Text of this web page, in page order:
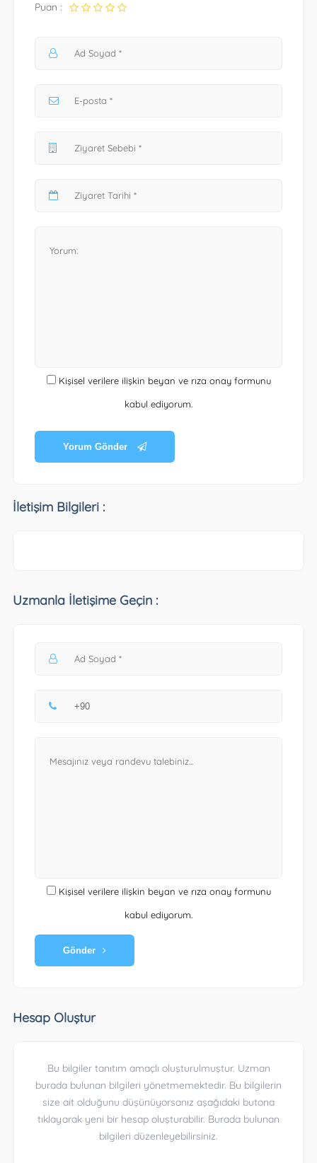
Puan :
Kişisel verilere ilişkin beyan ve rıza onay formunu
kabul ediyorum.
Yorum Gönder
İletişim Bilgileri :
Uzmanla İletişime Geçin :
Kişisel verilere ilişkin beyan ve rıza onay formunu
kabul ediyorum.
Gönder
Hesap Oluştur
Bu bilgiler tanıtım amaçlı oluşturulmuştur. Uzman
burada bulunan bilgileri yönetmemektedir. Bu bilgilerin
size ait olduğunu düşünüyorsanız aşağıdaki butona
tıklayarak yeni bir hesap oluşturabilir. Burada bulunan
bilgileri düzenleyebilirsiniz.